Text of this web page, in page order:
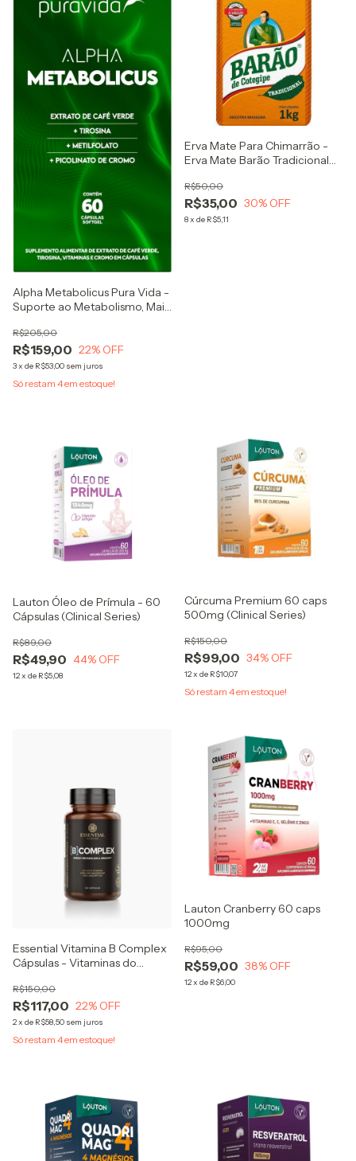
Alpha Metabolicus Pura Vida -
Suporte ao Metabolismo, Mais
R$159,00
R$205,00
22% OFF
3x de R$53,00 sem juros
Só restam 4em estoque!
Erva Mate Para Chimarrão -
Erva Mate Barão Tradicional
R$35,00
R$50,00
30% OFF
8x de R$5,11
Lauton Óleo de Prímula - 60
Cápsulas (Clinical Series)
R$49,90
R$89,00
44% OFF
12x de R$5,08
Cúrcuma Premium 60 caps
500mg (Clinical Series)
R$99,00
R$150,00
34% OFF
12x de R$10,07
Só restam 4em estoque!
Essential Vitamina B Complex
Cápsulas - Vitaminas do
R$117,00
R$150,00
22% OFF
2x de R$58,50 sem juros
Só restam 4em estoque!
Lauton Cranberry 60 caps
1000mg
R$59,00
R$95,00
38% OFF
12x de R$6,00